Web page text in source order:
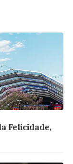
Felicidade,